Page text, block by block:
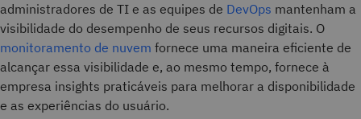
administradores de TI e as equipes de DevOps mantenham a
visibilidade do desempenho de seus recursos digitais. O
monitoramento de nuvem fornece uma maneira eficiente de
alcançar essa visibilidade e, ao mesmo tempo, fornece à
empresa insights praticáveis para melhorar a disponibilidade
e as experiências do usuário.